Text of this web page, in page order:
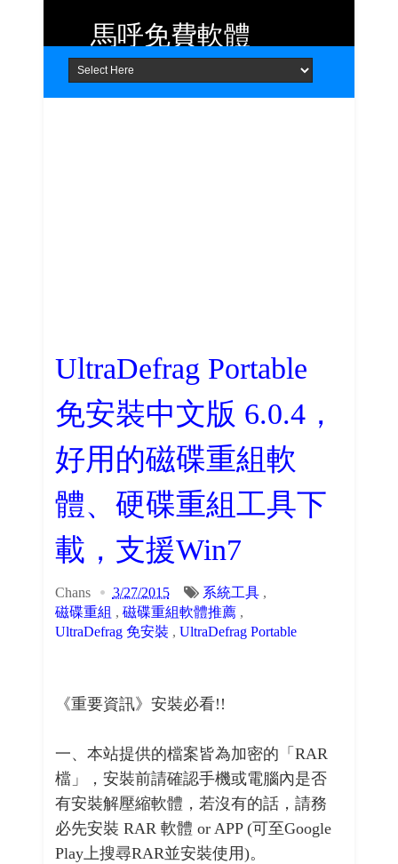
Home About Contact
馬呼免費軟體
提供 Android、iOS 好用的手機應用
程式及 Windows 免費軟體
UltraDefrag Portable
免安裝中文版 6.0.4，
好用的磁碟重組軟
體、硬碟重組工具下
載，支援Win7
Chans 3/27/2015 系統工具,
磁碟重組 , 磁碟重組軟體推薦,
UltraDefrag 免安裝 , UltraDefrag Portable
《重要資訊》安裝必看!!
一、本站提供的檔案皆為加密的「RAR
檔」，安裝前請確認手機或電腦內是否
有安裝解壓縮軟體，若沒有的話，請務
必先安裝 RAR 軟體 or APP (可至Google
Play上搜尋RAR並安裝使用)。